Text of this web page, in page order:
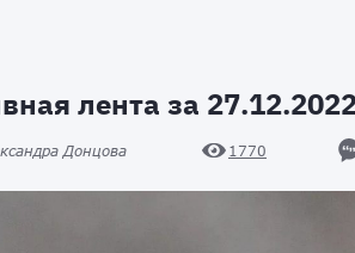
лента за
Донцова 1770